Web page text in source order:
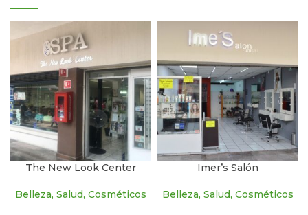
The New Look Center
Belleza, Salud, Cosméticos
Imer’s Salón
Belleza, Salud, Cosméticos